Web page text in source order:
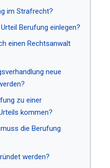
im Strafrecht?
Berufung einlegen?
einen Rechtsanwalt
neue
zu einer
kommen?
die Berufung
werden?